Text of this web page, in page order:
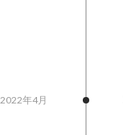
2022年4月